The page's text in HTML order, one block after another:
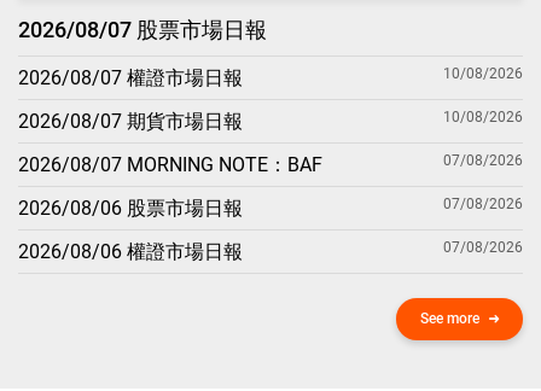
2026/08/07 股票市場日報
2026/08/07 權證市場日報 10/08/2026
2026/08/07 期貨市場日報 10/08/2026
2026/08/07 MORNING NOTE：BAF 07/08/2026
2026/08/06 股票市場日報 07/08/2026
2026/08/06 權證市場日報 07/08/2026
See more